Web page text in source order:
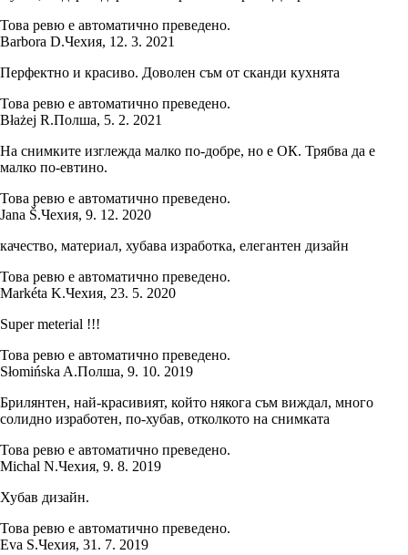
Това ревю е автоматично преведено.
Barbora D.Чехия, 12. 3. 2021
Перфектно и красиво. Доволен съм от сканди кухнята
Това ревю е автоматично преведено.
Błażej R.Полша, 5. 2. 2021
На снимките изглежда малко по-добре, но е ОК. Трябва да е
малко по-евтино.
Това ревю е автоматично преведено.
Jana Š.Чехия, 9. 12. 2020
качество, материал, хубава изработка, елегантен дизайн
Това ревю е автоматично преведено.
Markéta K.Чехия, 23. 5. 2020
Super meterial !!!
Това ревю е автоматично преведено.
Słomińska A.Полша, 9. 10. 2019
Брилянтен, най-красивият, който някога съм виждал, много
солидно изработен, по-хубав, отколкото на снимката
Това ревю е автоматично преведено.
Michal N.Чехия, 9. 8. 2019
Хубав дизайн.
Това ревю е автоматично преведено.
Eva S.Чехия, 31. 7. 2019